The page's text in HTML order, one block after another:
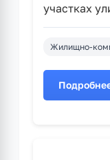
участках
Жилищно-
о